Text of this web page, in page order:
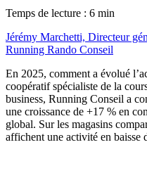
Temps de lecture : 6 min
Jérémy Marchetti, Directeur
Running Rando Conseil
En 2025, comment a évolué
coopératif spécialiste de la
business, Running Conseil a
une croissance de +17 % en
global. Sur les magasins
affichent une activité en baisse